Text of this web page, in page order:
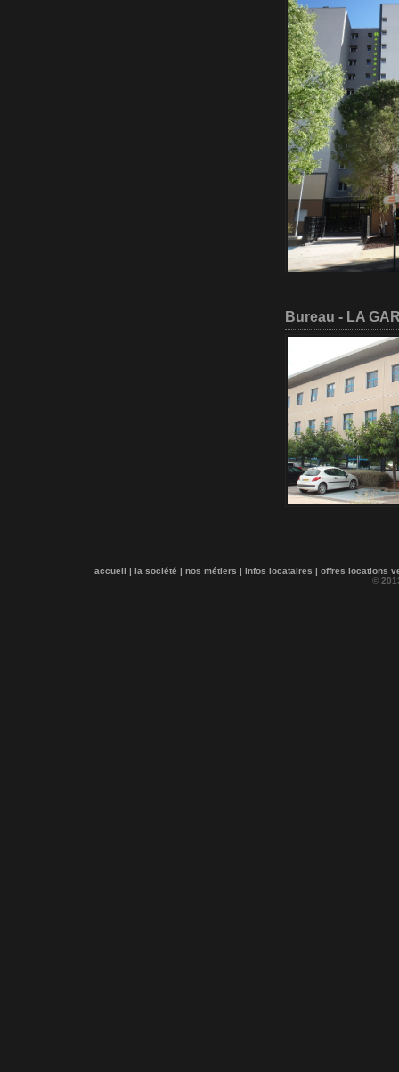
Bureau - LA
accueil | la société | nos métiers | infos locataires | offres locations
©